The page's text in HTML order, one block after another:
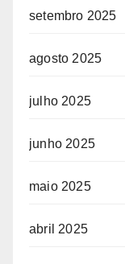
setembro 2025
agosto 2025
julho 2025
junho 2025
maio 2025
abril 2025